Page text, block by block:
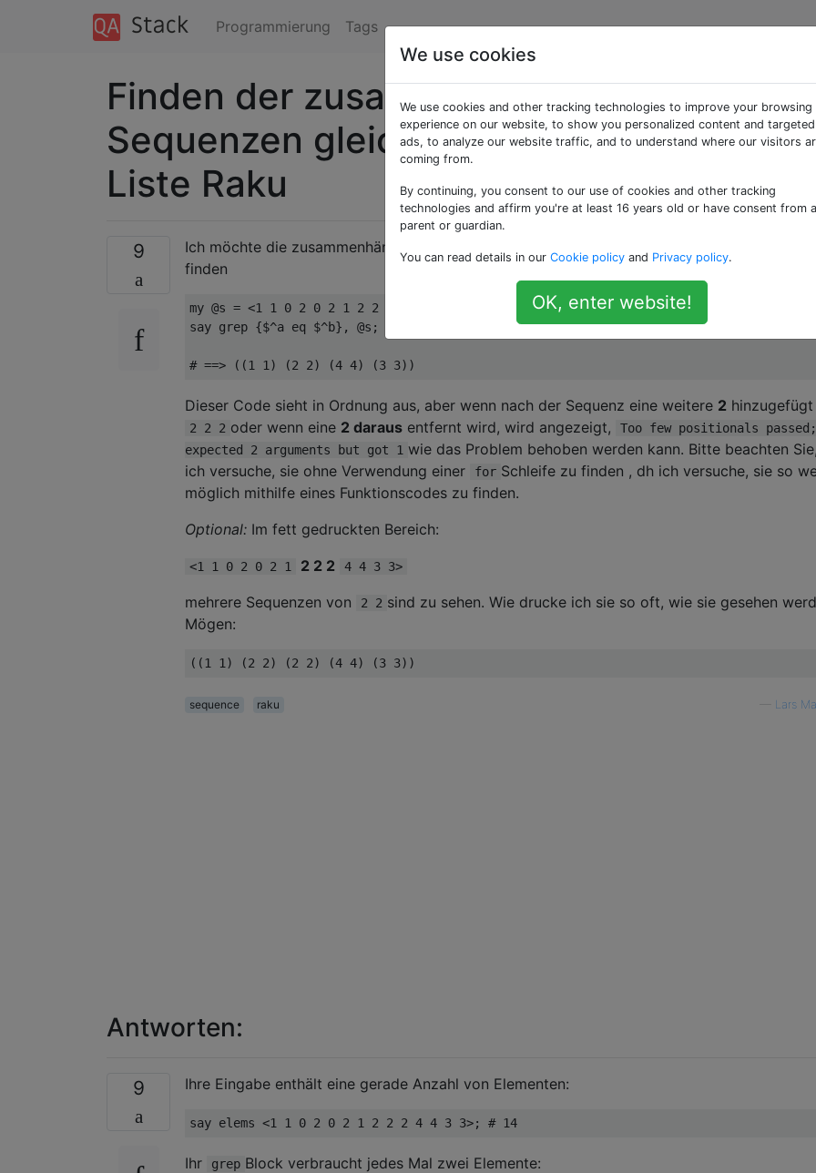
Programmierung Tags
Finden der zusammenhängenden
Sequenzen gleicher Elemente in einer
Liste Raku
9
Ich möchte die zusammenhängenden Folgen gleicher Elemente (z. B. Länge 2) in einer Liste
finden
my @s = <1 1 0 2 0 2 1 2 2 2 4 4 3 3>;
say grep {$^a eq $^b}, @s;
Dieser Code sieht in Ordnung aus, aber wenn nach der Sequenz eine weitere 2
2 2 2 oder wenn eine 2 daraus entfernt wird, wird angezeigt,
Too few positionals passed;
expected 2 arguments but got 1 wie das Problem behoben werden kann. Bitte beachten
ich versuche, sie ohne Verwendung einer
for Schleife zu finden , dh ich versuche, sie so
möglich mithilfe eines Funktionscodes zu finden.
Optional: Im fett gedruckten Bereich:
<1 1 0 2 0 2 1 2 2 2 4 4 3 3>
mehrere Sequenzen von 2 2 sind zu sehen. Wie drucke ich sie so oft, wie sie gesehen
Mögen:
sequence raku
Lars
Antworten:
9 Ihre Eingabe enthält eine gerade Anzahl von Elementen:
Ihr grep Block verbraucht jedes Mal zwei Elemente:
We use cookies
We use cookies and other tracking technologies to improve your browsing
experience on our website, to show you personalized content and targeted
ads, to analyze our website traffic, and to understand where our visitors
coming from.
By continuing, you consent to our use of cookies and other tracking
technologies and affirm you're at least 16 years old or have consent from a
parent or guardian.
You can read details in our Cookie policy and Privacy policy.
OK, enter website!